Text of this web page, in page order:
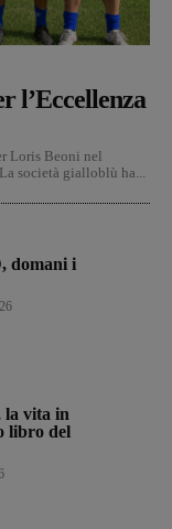
l’Eccellenza
Loris Beoni nel
società gialloblù ha...
domani i
la vita in
libro del